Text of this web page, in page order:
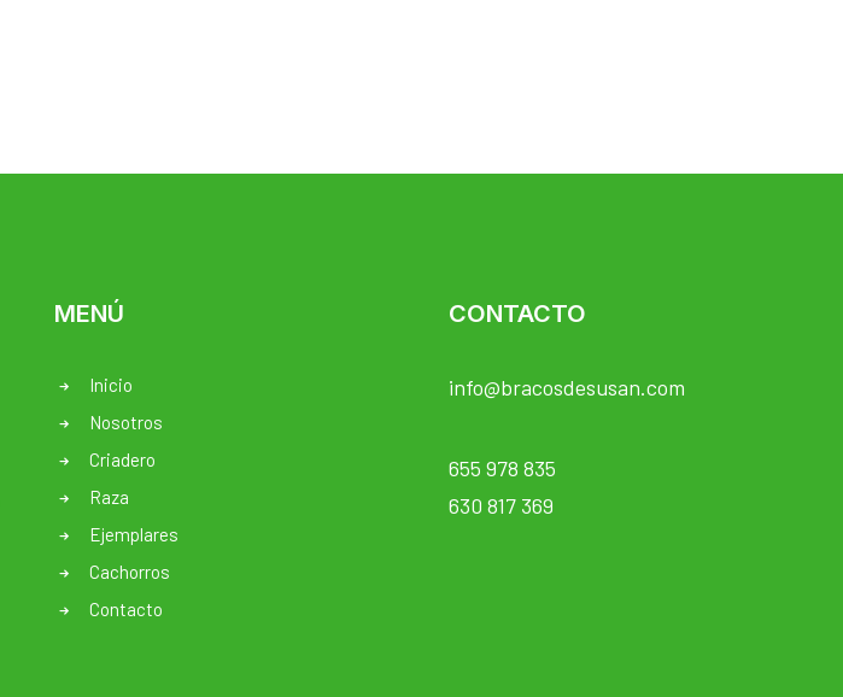
MENÚ
Inicio
Nosotros
Criadero
Raza
Ejemplares
Cachorros
Contacto
CONTACTO
info@bracosdesusan.com
655 978 835
630 817 369